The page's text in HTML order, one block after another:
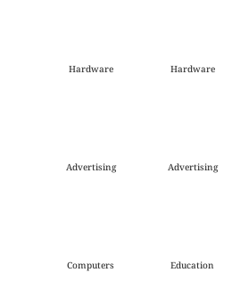
Hardware Hardware
Advertising Advertising
Computers Education